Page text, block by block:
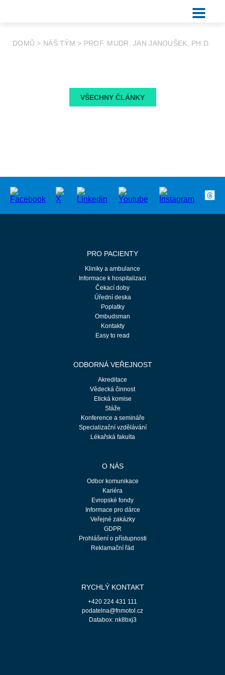
DOMŮ > NÁŠ TÝM > PROF. MUDR. JAN JANOUŠEK, PH.D.
VŠECHNY ČLÁNKY
PRO PACIENTY
Kliniky a ambulance
Informace k hospitalizaci
Čekací doby
Úřední deska
Poplatky
Ombudsman
Kontakty
Easy to read
ODBORNÁ VEŘEJNOST
Akreditace
Vědecká činnost
Etická komise
Stáže
Konference a semináře
Specializační vzdělávání
Lékařská fakulta
O NÁS
Odbor komunikace
Kariéra
Evropské fondy
Informace pro dárce
Veřejné zakázky
GDPR
Prohlášení o přístupnosti
Reklamační řád
RYCHLÝ KONTAKT
+420 224 431 111
podatelna@fnmotol.cz
Databox: nk8bxj3